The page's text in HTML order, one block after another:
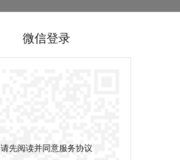
微信登录
请先阅读并同意服务协议